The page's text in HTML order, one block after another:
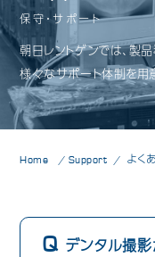
News お知らせ
Philosophy 朝日の想
Product
歯科用X線製品
歯科用口腔内カメラ
保守・サポート
朝日レントゲンでは、製
様々なサポート体制を用
Home Support よく
デンタル撮影